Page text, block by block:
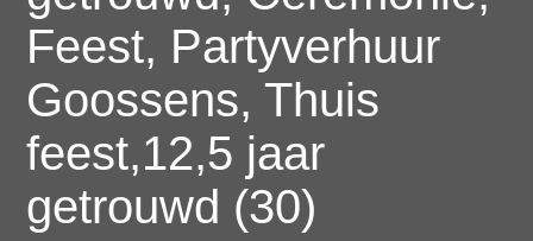
Feest, Partyverhuur
Goossens, Thuis
feest,12,5 jaar
getrouwd (30)